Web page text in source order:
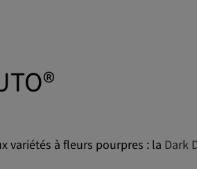
variétés à fleurs pourpres : la Dark